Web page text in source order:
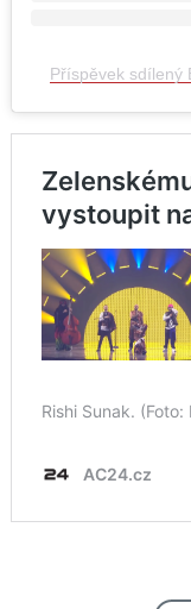
Příspěvek sdílený